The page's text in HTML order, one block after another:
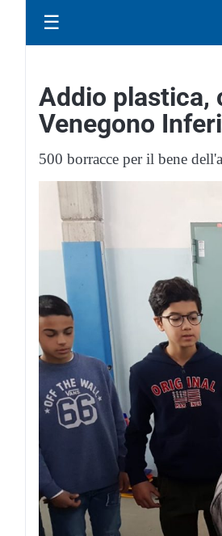
☰
Addio plastica,
Venegono
500 borracce per il bene